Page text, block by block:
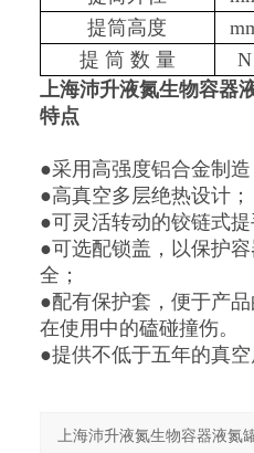
提筒高度
提 筒 数 量
N
上海沛升液氮生物容器
特点
●采用高强度铝合金制造
●高真空多层绝热设计；
●可灵活转动的铰链式提
●可选配锁盖，以保护
全；
●配有保护套，便于产
在使用中的磕碰撞伤。
●提供不低于五年的真空